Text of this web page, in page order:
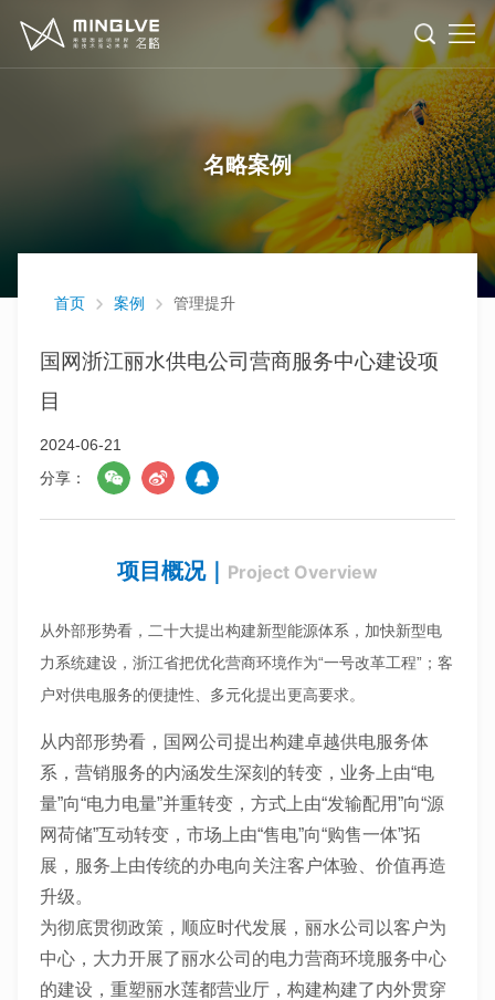
转
与
究
行
名略案例
首页 案例 管理提升
国网浙江丽水供电公司营商服务中心建设项
目
2024-06-21
分享：
项目概况｜ Project Overview
从外部形势看，二十大提出构建新型能源体系，加快新型电
力系统建设，浙江省把优化营商环境作为“一号改革工程”；客
户对供电服务的便捷性、多元化提出更高要求。
从内部形势看，国网公司提出构建卓越供电服务体
系，营销服务的内涵发生深刻的转变，业务上由“电
量”向“电力电量”并重转变，方式上由“发输配用”向“源
网荷储”互动转变，市场上由“售电”向“购售一体”拓
展，服务上由传统的办电向关注客户体验、 价值再造
升级。
为彻底贯彻政策，顺应时代发展，丽水公司以客户为
中心，大力开展了丽水公司的电力营商环境服务中心
的建设，重塑丽水莲都营业厅，构建构建了内外贯穿